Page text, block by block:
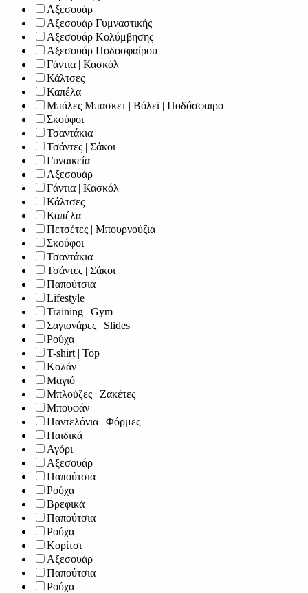
Αξεσουάρ
Αξεσουάρ Γυμναστικής
Αξεσουάρ Κολύμβησης
Αξεσουάρ Ποδοσφαίρου
Γάντια | Κασκόλ
Κάλτσες
Καπέλα
Μπάλες Μπασκετ | Βόλεϊ | Ποδόσφαιρο
Σκούφοι
Τσαντάκια
Τσάντες | Σάκοι
Γυναικεία
Αξεσουάρ
Γάντια | Κασκόλ
Κάλτσες
Καπέλα
Πετσέτες | Μπουρνούζια
Σκούφοι
Τσαντάκια
Τσάντες | Σάκοι
Παπούτσια
Lifestyle
Training | Gym
Σαγιονάρες | Slides
Ρούχα
T-shirt | Top
Κολάν
Μαγιό
Μπλούζες | Ζακέτες
Μπουφάν
Παντελόνια | Φόρμες
Παιδικά
Αγόρι
Αξεσουάρ
Παπούτσια
Ρούχα
Βρεφικά
Παπούτσια
Ρούχα
Κορίτσι
Αξεσουάρ
Παπούτσια
Ρούχα